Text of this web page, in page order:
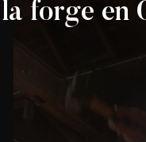
forge en